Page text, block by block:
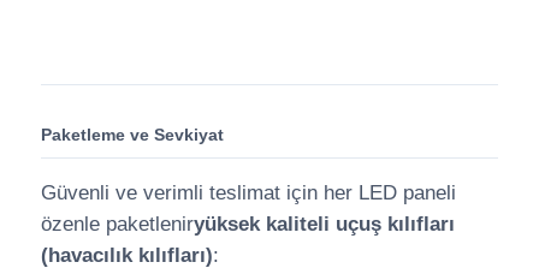
Paketleme ve Sevkiyat
Güvenli ve verimli teslimat için her LED paneli
özenle paketleniryüksek kaliteli uçuş kılıfları
(havacılık kılıfları):